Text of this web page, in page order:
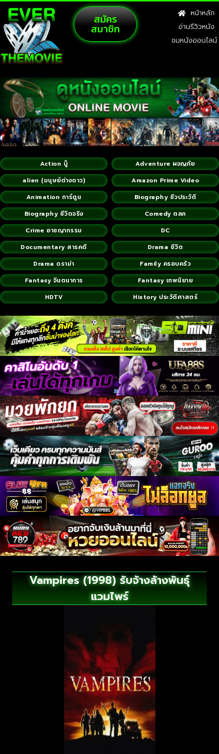
สมัคร
สมาชิก
หน้าหลัก
อ่านรีวิวหนัง
ชมหนังออนไลน์
Action บู๊
Adventure ผจญภัย
alien (มนุษย์ต่างดาว)
Amazon Prime Video
Animation การ์ตูน
Biography ชีวประวัติ
Biography ชีวิตจริง
Comedy ตลก
Crime อาชญากรรม
DC
Documentary สารคดี
Drama ชีวิต
Drama ดราม่า
Family ครอบครัว
Fantasy จินตนาการ
Fantasy เทพนิยาย
HDTV
History ประวัติศาสตร์
Vampires (1998) รับจ้างล้างพันธุ์
แวมไพร์